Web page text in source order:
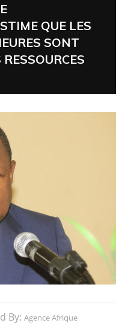
QUE LES
SONT
By: Agence Afrique